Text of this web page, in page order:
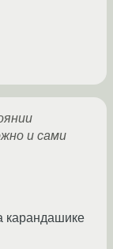
и сами
карандашике